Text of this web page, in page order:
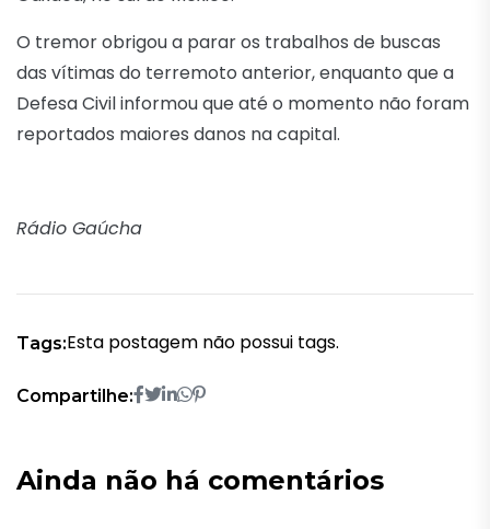
O tremor obrigou a parar os trabalhos de buscas
das vítimas do terremoto anterior, enquanto que a
Defesa Civil informou que até o momento não foram
reportados maiores danos na capital.
Rádio Gaúcha
Tags:Esta postagem não possui tags.
Compartilhe:
Ainda não há comentários